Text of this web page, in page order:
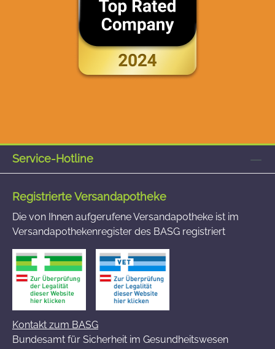
Service-Hotline
Registrierte Versandapotheke
Die von Ihnen aufgerufene Versandapotheke ist im
Versandapothekenregister des BASG registriert
Kontakt zum BASG
Bundesamt für Sicherheit im Gesundheitswesen